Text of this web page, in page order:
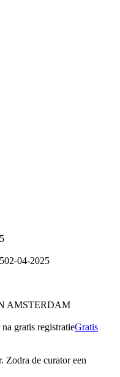
02-04-2025
AMSTERDAM
gratis registratieGratis
Zodra de curator een